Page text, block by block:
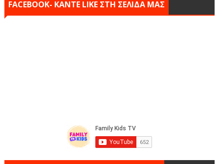
FACEBOOK- KANTE LIKE ΣΤΗ ΣΕΛΙΔΑ ΜΑΣ